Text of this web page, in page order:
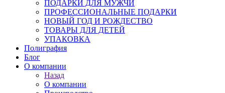
ПОДАРКИ ДЛЯ МУЖЧИ
ПРОФЕССИОНАЛЬНЫЕ ПОДАРКИ
НОВЫЙ ГОД И РОЖДЕСТВО
ТОВАРЫ ДЛЯ ДЕТЕЙ
УПАКОВКА
Полиграфия
Блог
О компании
Назад
О компании